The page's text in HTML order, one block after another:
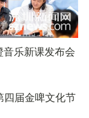
音乐新课发布会
四届金啤文化节